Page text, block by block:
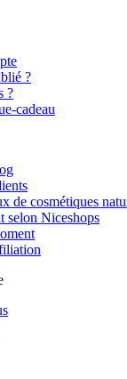
?
?
cadeau
de cosmétiques
selon Niceshops